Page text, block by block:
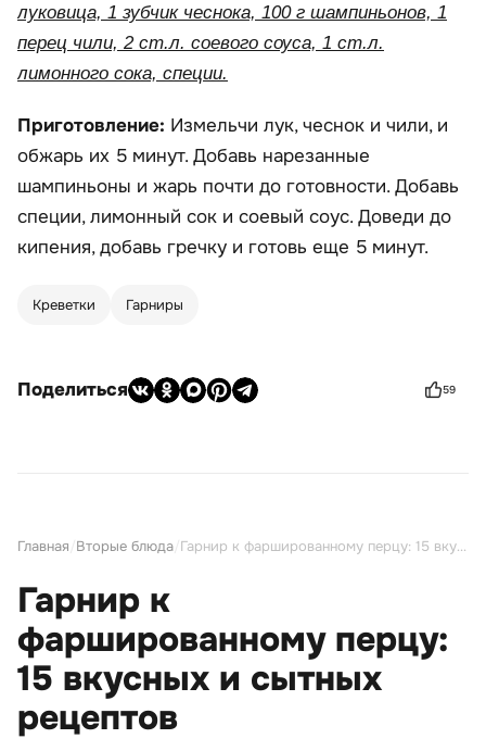
луковица, 1 зубчик чеснока, 100 г шампиньонов, 1
перец чили, 2 ст.л. соевого соуса, 1 ст.л.
лимонного сока, специи.
Приготовление: Измельчи лук, чеснок и чили, и
обжарь их 5 минут. Добавь нарезанные
шампиньоны и жарь почти до готовности. Добавь
специи, лимонный сок и соевый соус. Доведи до
кипения, добавь гречку и готовь еще 5 минут.
Креветки Гарниры
Поделиться 59
Главная Вторые блюда Гарнир к фаршированному перцу: 15 вкусных и сытных рецептов
Гарнир к
фаршированному перцу:
15 вкусных и сытных
рецептов